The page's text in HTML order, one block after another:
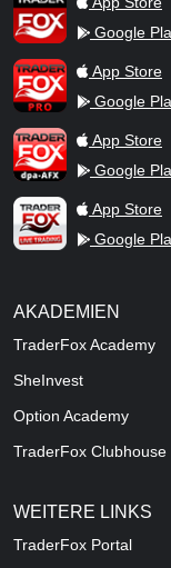
Google
TraderFox ProApp Store
Google
TraderFox dpa-AFX
App Store
Google
TraderFox LiveApp Store
Google
AKADEMIEN
TraderFox Academy
SheInvest
Option Academy
TraderFox Clubhouse
WEITERE LINKS
TraderFox Portal